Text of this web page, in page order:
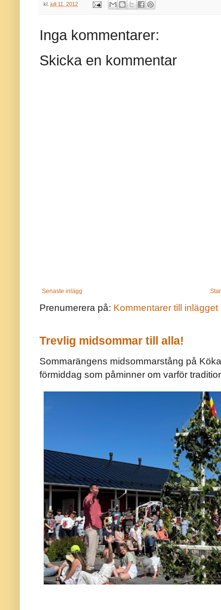
kl. juli 11, 2012
Inga kommentarer:
Skicka en kommentar
Senaste inlägg
Prenumerera på: Kommentarer till inlägget
Trevlig midsommar till alla!
Sommarängens midsommarstång på
förmiddag som påminner om varför